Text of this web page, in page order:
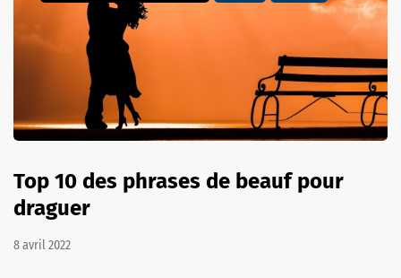
Top 10 des phrases de beauf pour
draguer
8 avril 2022